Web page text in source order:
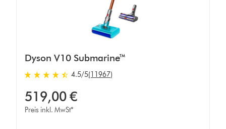
Dyson V10 Submarine™
4.5 von 5 Sternen in 11967 Bewertungen
4.5/5(11967)
519,00 €
Preis inkl. MwSt*